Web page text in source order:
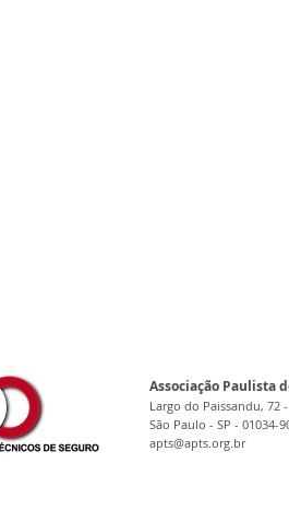
Associação Paulista
Largo do Paissandu, 72
São Paulo - SP - 01034-
apts@apts.org.br